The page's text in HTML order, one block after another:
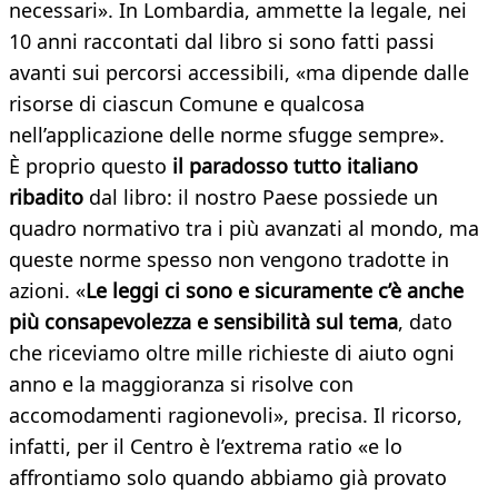
necessari». In Lombardia, ammette la legale, nei
10 anni raccontati dal libro si sono fatti passi
avanti sui percorsi accessibili, «ma dipende dalle
risorse di ciascun Comune e qualcosa
nell’applicazione delle norme sfugge sempre».
È proprio questo il paradosso tutto italiano
ribadito dal libro: il nostro Paese possiede un
quadro normativo tra i più avanzati al mondo, ma
queste norme spesso non vengono tradotte in
azioni. «Le leggi ci sono e sicuramente c’è anche
più consapevolezza e sensibilità sul tema, dato
che riceviamo oltre mille richieste di aiuto ogni
anno e la maggioranza si risolve con
accomodamenti ragionevoli», precisa. Il ricorso,
infatti, per il Centro è l’extrema ratio «e lo
affrontiamo solo quando abbiamo già provato